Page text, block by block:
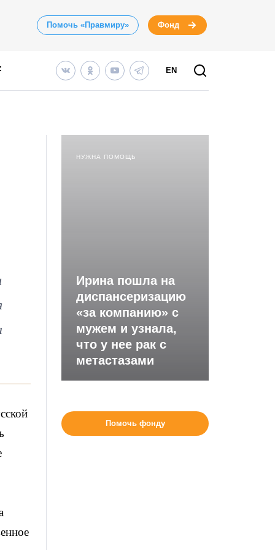
Помочь «Правмиру» Фонд
EN
НУЖНА ПОМОЩЬ
Ирина пошла на
диспансеризацию
«за компанию» с
мужем и узнала,
что у нее рак с
метастазами
Помочь фонду